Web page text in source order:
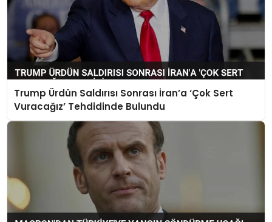
Trump Ürdün Saldırısı Sonrası İran’a ‘Çok Sert
Vuracağız’ Tehdidinde Bulundu